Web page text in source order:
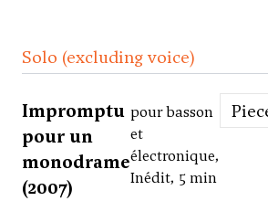
Solo (excluding voice)
Impromptu
pour un
monodrame
(2007)
pour basson
et
électronique,
Inédit, 5 min